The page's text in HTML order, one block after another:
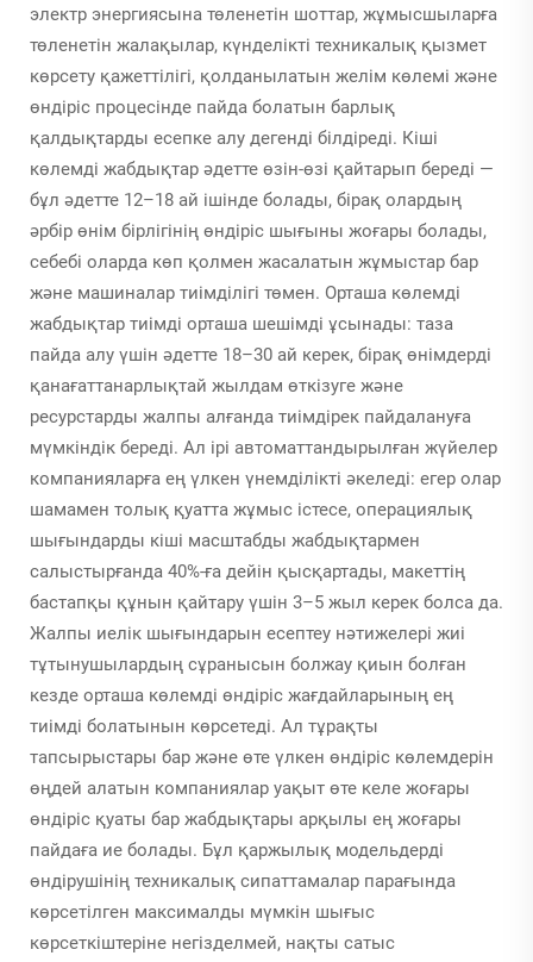
электр энергиясына төленетін шоттар, жұмысшыларға
төленетін жалақылар, күнделікті техникалық қызмет
көрсету қажеттілігі, қолданылатын желім көлемі және
өндіріс процесінде пайда болатын барлық
қалдықтарды есепке алу дегенді білдіреді. Кіші
көлемді жабдықтар әдетте өзін-өзі қайтарып береді —
бұл әдетте 12–18 ай ішінде болады, бірақ олардың
әрбір өнім бірлігінің өндіріс шығыны жоғары болады,
себебі оларда көп қолмен жасалатын жұмыстар бар
және машиналар тиімділігі төмен. Орташа көлемді
жабдықтар тиімді орташа шешімді ұсынады: таза
пайда алу үшін әдетте 18–30 ай керек, бірақ өнімдерді
қанағаттанарлықтай жылдам өткізуге және
ресурстарды жалпы алғанда тиімдірек пайдалануға
мүмкіндік береді. Ал ірі автоматтандырылған жүйелер
компанияларға ең үлкен үнемділікті әкеледі: егер олар
шамамен толық қуатта жұмыс істесе, операциялық
шығындарды кіші масштабды жабдықтармен
салыстырғанда 40%-ға дейін қысқартады, макеттің
бастапқы құнын қайтару үшін 3–5 жыл керек болса да.
Жалпы иелік шығындарын есептеу нәтижелері жиі
тұтынушылардың сұранысын болжау қиын болған
кезде орташа көлемді өндіріс жағдайларының ең
тиімді болатынын көрсетеді. Ал тұрақты
тапсырыстары бар және өте үлкен өндіріс көлемдерін
өңдей алатын компаниялар уақыт өте келе жоғары
өндіріс қуаты бар жабдықтары арқылы ең жоғары
пайдаға ие болады. Бұл қаржылық модельдерді
өндірушінің техникалық сипаттамалар парағында
көрсетілген максималды мүмкін шығыс
көрсеткіштеріне негізделмей, нақты сатыс